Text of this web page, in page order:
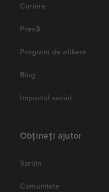
Cariere
Presă
Program de afiliere
Blog
Impactul social
Obțineți ajutor
Sprijin
Comunitate